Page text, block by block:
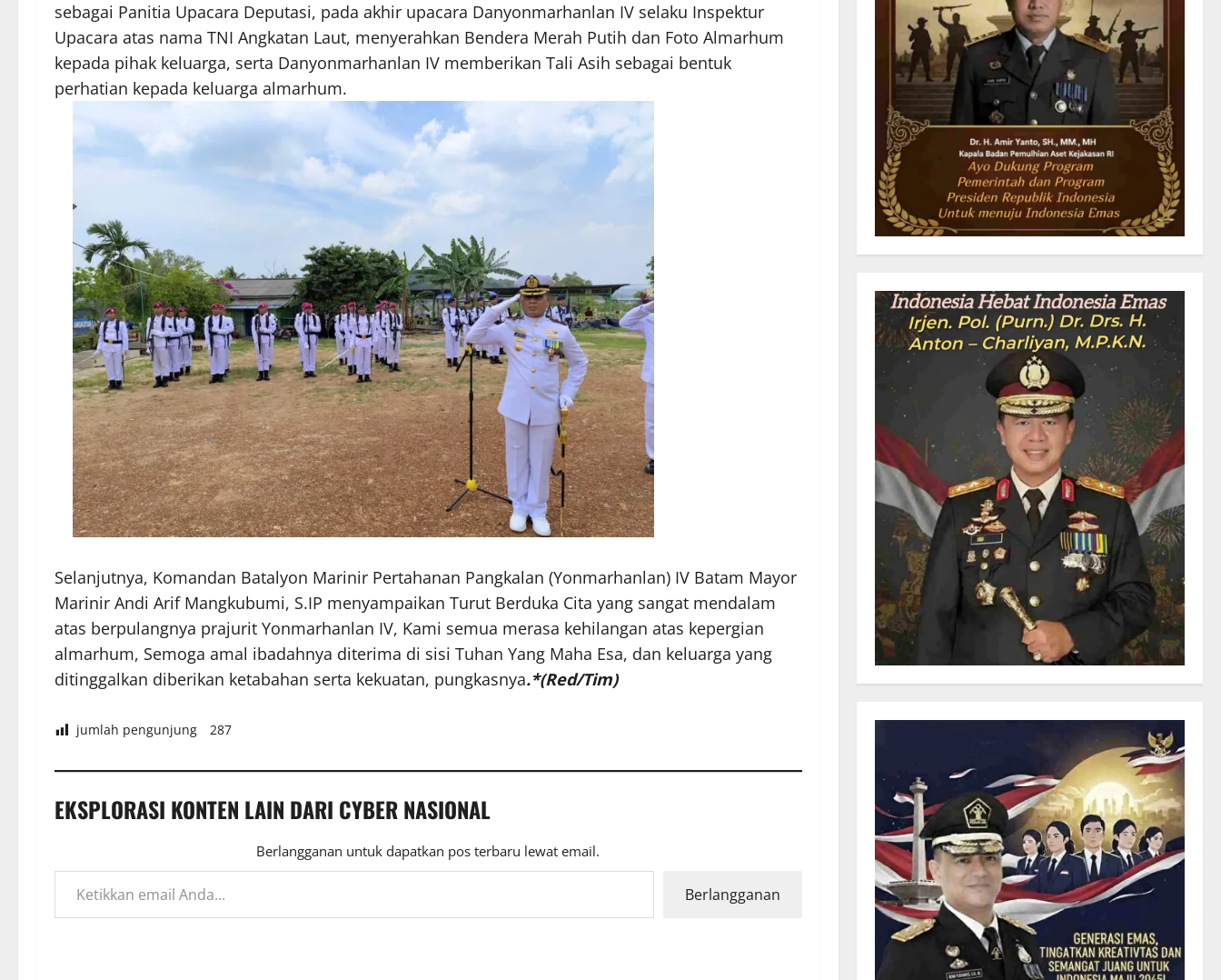
sebagai Panitia Upacara Deputasi, pada akhir upacara Danyonmarhanlan IV selaku Inspektur
Upacara atas nama TNI Angkatan Laut, menyerahkan Bendera Merah Putih dan Foto Almarhum
kepada pihak keluarga, serta Danyonmarhanlan IV memberikan Tali Asih sebagai bentuk
perhatian kepada keluarga almarhum.
Selanjutnya, Komandan Batalyon Marinir Pertahanan Pangkalan (Yonmarhanlan) IV Batam Mayor
Marinir Andi Arif Mangkubumi, S.IP menyampaikan Turut Berduka Cita yang sangat mendalam
atas berpulangnya prajurit Yonmarhanlan IV, Kami semua merasa kehilangan atas kepergian
almarhum, Semoga amal ibadahnya diterima di sisi Tuhan Yang Maha Esa, dan keluarga yang
ditinggalkan diberikan ketabahan serta kekuatan, pungkasnya.*(Red/Tim)
jumlah pengunjung 287
EKSPLORASI KONTEN LAIN DARI CYBER NASIONAL
Berlangganan untuk dapatkan pos terbaru lewat email.
Ketikkan email Anda...
Berlangganan